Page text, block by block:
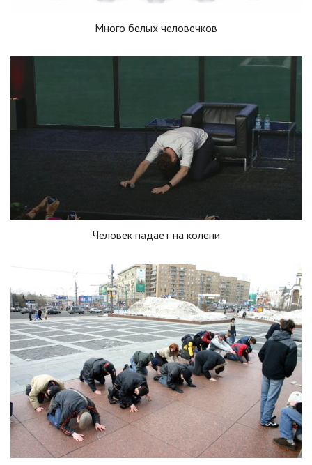
Много белых человечков
Человек падает на колени